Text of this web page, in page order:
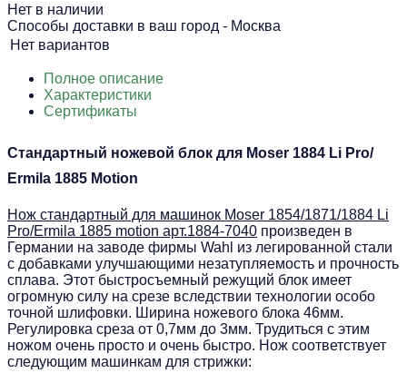
Нет в наличии
Способы доставки в ваш город - Москва
Нет вариантов
Полное описание
Характеристики
Сертификаты
Стандартный ножевой блок для Moser 1884 Li Pro/
Ermila 1885 Motion
Нож стандартный для машинок Moser 1854/1871/1884 Li
Pro/Ermila 1885 motion арт.1884-7040 произведен в
Германии на заводе фирмы Wahl из легированной стали
с добавками улучшающими незатупляемость и прочность
сплава. Этот быстросъемный режущий блок имеет
огромную силу на срезе вследствии технологии особо
точной шлифовки. Ширина ножевого блока 46мм.
Регулировка среза от 0,7мм до 3мм. Трудиться с этим
ножом очень просто и очень быстро. Нож соответствует
следующим машинкам для стрижки: